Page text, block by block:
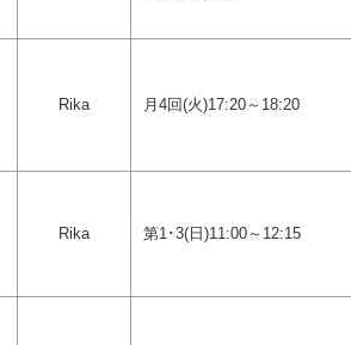
Rika 月4回(火)17:20～18:20
Rika 第1･3(日)11:00～12:15